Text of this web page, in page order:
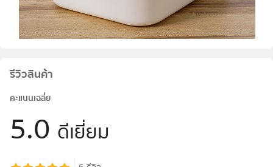
รีวิวสินค้า
คะแนนเฉลี่ย
5.0 ดีเยี่ยม